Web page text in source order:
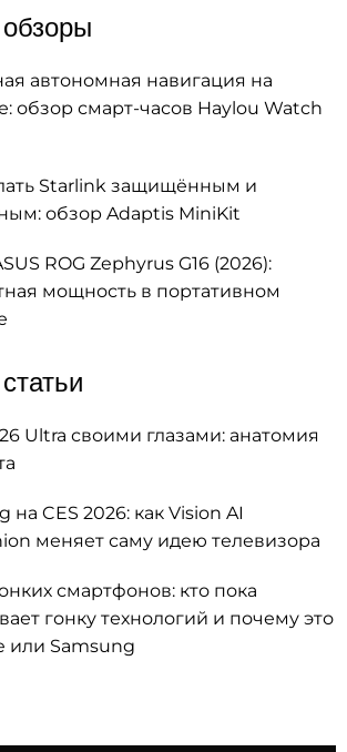
автономная навигация на
обзор смарт-часов Haylou Watch
Starlink защищённым и
обзор Adaptis MiniKit
ROG Zephyrus G16 (2026):
мощность в портативном
Ultra своими глазами: анатомия
на CES 2026: как Vision AI
меняет саму идею телевизора
смартфонов: кто пока
гонку технологий и почему это
или Samsung